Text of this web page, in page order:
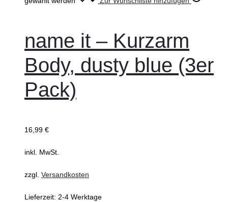
name it – Kurzarm
Body, dusty blue (3er
Pack)
16,99 €
inkl. MwSt.
zzgl. Versandkosten
Lieferzeit: 2-4 Werktage